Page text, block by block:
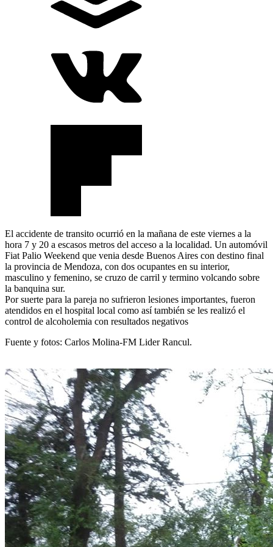
El accidente de transito ocurrió en la mañana de este viernes a la
hora 7 y 20 a escasos metros del acceso a la localidad. Un automóvil
Fiat Palio Weekend que venia desde Buenos Aires con destino final
la provincia de Mendoza, con dos ocupantes en su interior,
masculino y femenino, se cruzo de carril y termino volcando sobre
la banquina sur.
Por suerte para la pareja no sufrieron lesiones importantes, fueron
atendidos en el hospital local como así también se les realizó el
control de alcoholemia con resultados negativos
Fuente y fotos: Carlos Molina-FM Lider Rancul.